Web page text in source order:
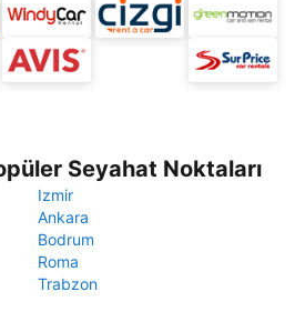
Seyahat Noktaları
Izmir
Ankara
Bodrum
Roma
Trabzon